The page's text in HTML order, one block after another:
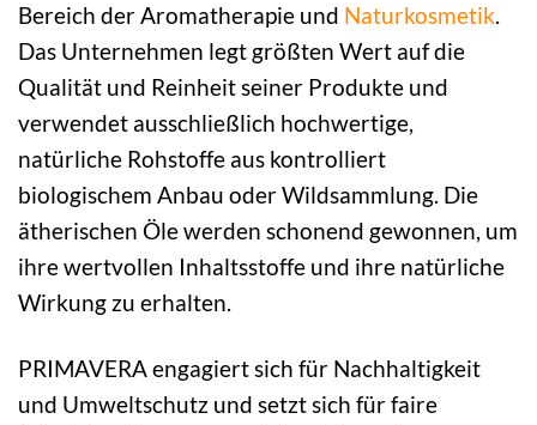
Bereich der Aromatherapie und Naturkosmetik.
Das Unternehmen legt größten Wert auf die
Qualität und Reinheit seiner Produkte und
verwendet ausschließlich hochwertige,
natürliche Rohstoffe aus kontrolliert
biologischem Anbau oder Wildsammlung. Die
ätherischen Öle werden schonend gewonnen, um
ihre wertvollen Inhaltsstoffe und ihre natürliche
Wirkung zu erhalten.
PRIMAVERA engagiert sich für Nachhaltigkeit
und Umweltschutz und setzt sich für faire